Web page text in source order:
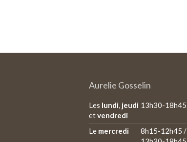
Aurelie Gosselin
Les lundi, jeudi
etvendredi
13h30-18h45
Le mercredi
8h15-12h45 /